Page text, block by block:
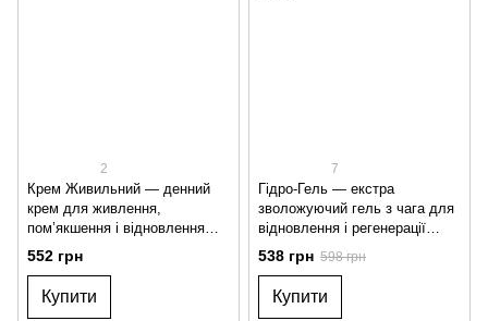
2
Крем Живильний — денний
крем для живлення,
пом’якшення і відновлення
сухої шкіри
552 грн
Купити
7
Гідро-Гель — екстра
зволожуючий гель з чага для
відновлення і регенерації
шкіри
538 грн 598 грн
Купити